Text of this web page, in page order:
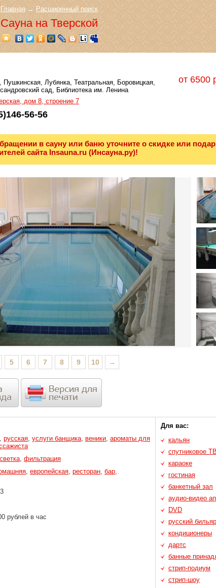
Главная → Расширенный поиск
Сауна на Тверской
от 6500
Пушкинская, Лубянка, Театральная, Боровицкая,
сад, Библиотека им. Ленина
дом 8, строение 7
56-56
в сауну или баню уточните о скидке или
сайта Insauna.ru (Инсауна.ру)!
5 6 7 8 9 10 →
Для вас:
кальян
спутниковое
караоке
гостиная
банкетный зал
аудио-видео
DVD
русский
кондиционеры
дартс
банные
стрип-подиум
стрип-шоу
, русская, услуги банщика, веники, ароматы для
, фильтрация
, европейская, ресторан, бар,
3
рублей в час